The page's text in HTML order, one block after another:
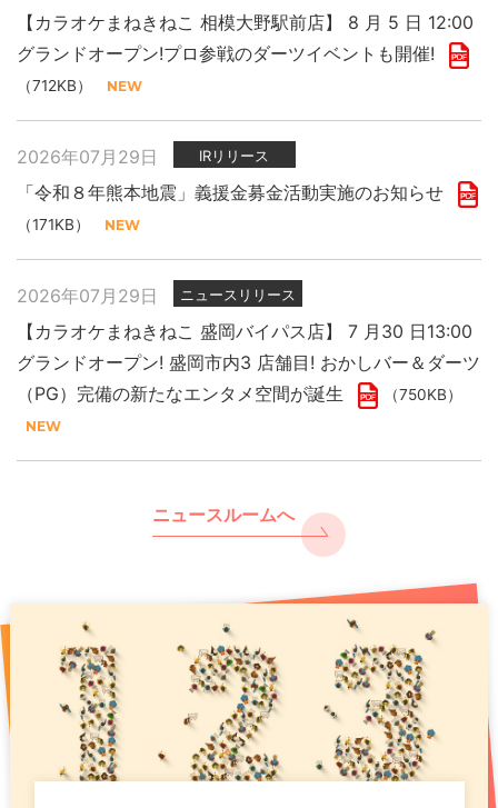
【カラオケまねきねこ 相模大野駅前店】 8 月 5 日 12:00
グランドオープン!プロ参戦のダーツイベントも開催!
（712KB）
2026年07月29日 IRリリース
「令和８年熊本地震」義援金募金活動実施のお知らせ
（171KB）
2026年07月29日 ニュースリリース
【カラオケまねきねこ 盛岡バイパス店】 7 月30 日13:00
グランドオープン! 盛岡市内3 店舗目! おかしバー＆ダーツ
（PG）完備の新たなエンタメ空間が誕生
（750KB）
ニュースルームへ
「令和８年熊本地震」義援金募金活動実施のお知らせ
（171KB）
2026年07月14日 PR
「カラオケまねきねこ」フィリピン出店に関するお知らせ
プレスリリース
現代人のストレスをカラオケで浄化 年末年始は “歌で厄祓
（891KB）
2025年11月07日 プレスリリース
新上位ブランド「カラオケ金のまねきねこ」で大人のカラ
ニュースリリース
【カラオケまねきねこ 千歳駅前店】8月7日17:00グランド
オープン！ 千歳駅出てすぐ！駅直下の好ロケーションで
お得な記念イベントも開催！
（661KB）
2026年07月31日 ニュースリリース